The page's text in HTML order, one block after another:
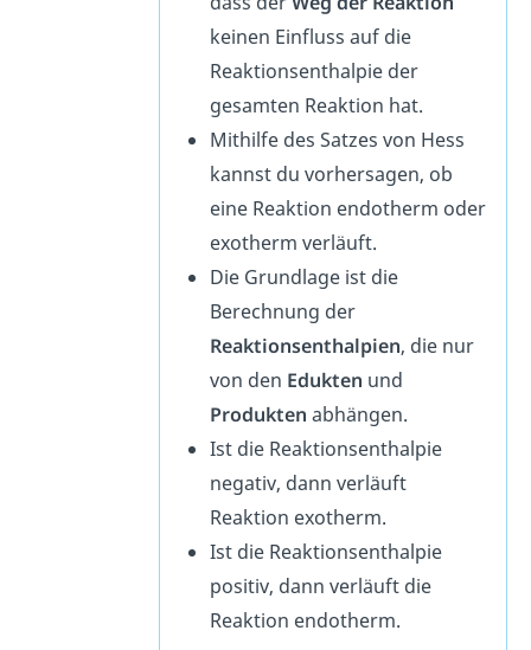
keinen Einfluss auf die
Reaktionsenthalpie der
gesamten Reaktion hat.
Mithilfe des Satzes von Hess
kannst du vorhersagen, ob
eine Reaktion endotherm oder
exotherm verläuft.
Die Grundlage ist die
Berechnung der
Reaktionsenthalpien, die nur
von den Edukten und
Produkten abhängen.
Ist die Reaktionsenthalpie
negativ, dann verläuft
Reaktion exotherm.
Ist die Reaktionsenthalpie
positiv, dann verläuft die
Reaktion endotherm.